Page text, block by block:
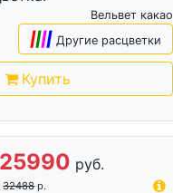
Вельвет какао
|||| Другие расцветки
Купить
25990 руб.
32488 р.